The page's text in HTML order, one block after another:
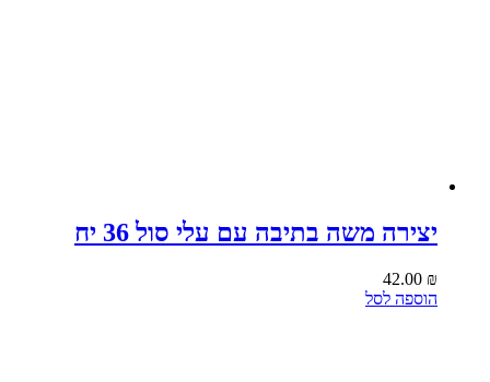
יצירה משה בתיבה עם עלי סול 36 יח
42.00 ₪
הוספה לסל